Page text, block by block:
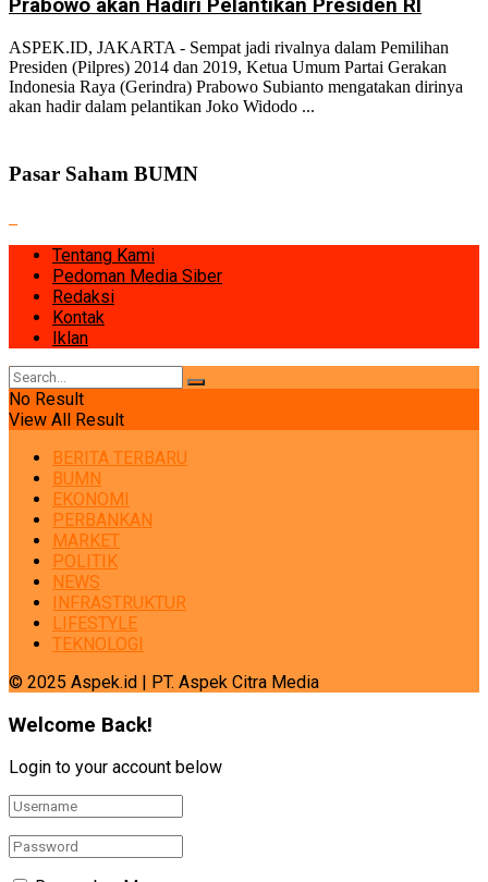
Prabowo akan Hadiri Pelantikan Presiden RI
ASPEK.ID, JAKARTA - Sempat jadi rivalnya dalam Pemilihan
Presiden (Pilpres) 2014 dan 2019, Ketua Umum Partai Gerakan
Indonesia Raya (Gerindra) Prabowo Subianto mengatakan dirinya
akan hadir dalam pelantikan Joko Widodo ...
Pasar Saham BUMN
Tentang Kami
Pedoman Media Siber
Redaksi
Kontak
Iklan
No Result
View All Result
BERITA TERBARU
BUMN
EKONOMI
PERBANKAN
MARKET
POLITIK
NEWS
INFRASTRUKTUR
LIFESTYLE
TEKNOLOGI
© 2025 Aspek.id | PT. Aspek Citra Media
Welcome Back!
Login to your account below